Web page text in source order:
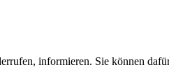
informieren. Sie können